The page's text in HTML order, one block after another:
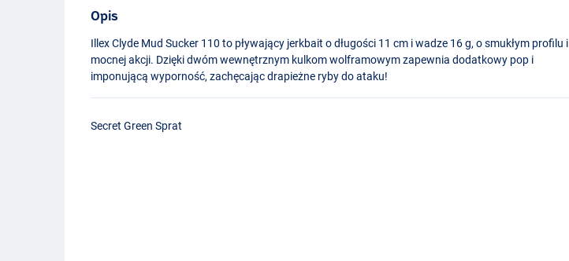
Sea Bass Candy
Opis
Illex Clyde Mud Sucker 110 to pływający jerkbait o długości 11 cm i wadze 16 g, o smukłym profilu i
mocnej akcji. Dzięki dwóm wewnętrznym kulkom wolframowym zapewnia dodatkowy pop i
imponującą wyporność, zachęcając drapieżne ryby do ataku!
Secret Green Sprat